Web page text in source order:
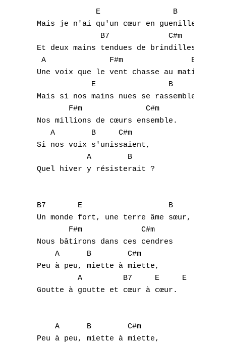
              E                B
Mais je n'ai qu'un cœur en guenille,
               B7             C#m
Et deux mains tendues de brindilles.
  A              F#m               B7
Une voix que le vent chasse au matin.
             E                B
Mais si nos mains nues se rassemblent,
        F#m              C#m
Nos millions de cœurs ensemble.
    A        B     C#m
Si nos voix s'unissaient,
            A        B
Quel hiver y résisterait ?
B7       E                   B
Un monde fort, une terre âme sœur,
        F#m             C#m
Nous bâtirons dans ces cendres
     A      B        C#m
Peu à peu, miette à miette,
          A         B7     E     E
Goutte à goutte et cœur à cœur.
     A      B        C#m
Peu à peu, miette à miette,
R
S
T
V
W
X
Y
Nouvelles tabs